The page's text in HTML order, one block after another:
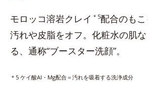
モロッコ溶岩クレイ ＊5配合のも
汚れや皮脂をオフ。化粧水の肌
る、通称“ブースター洗顔”。
＊5 ケイ酸Al・Mg配合＝汚れを吸着する洗浄成分